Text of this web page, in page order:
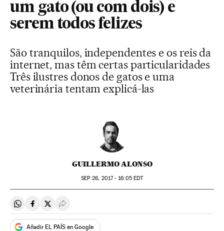
um gato (ou com dois) e
serem todos felizes
São tranquilos, independentes e os reis da
internet, mas têm certas particularidades
Três ilustres donos de gatos e uma
veterinária tentam explicá-las
GUILLERMO ALONSO
SEP 26, 2017 - 16:05EDT
Compartir en Whatsapp
Compartir en Facebook
Compartir en Twitter
Desplegar Redes Sociales
Añadir EL PAÍS en Google